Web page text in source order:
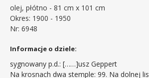
olej, płótno - 81 cm x 101 cm
Okres: 1900 - 1950
Nr: 6948
Informacje o dziele:
sygnowany p.d.: [……]usz Geppert
Na krosnach dwa stemple: 99. Na dolnej